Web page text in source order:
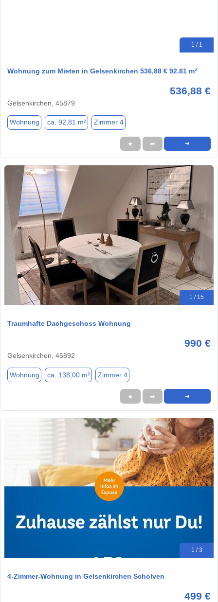
1 / 1
Wohnung zum Mieten in Gelsenkirchen 536,88 € 92.81 m²
536,88 €
Gelsenkirchen, 45879
Wohnung ca. 92,81 m² Zimmer 4
★ ➦ ➜
1 / 15
Traumhafte Dachgeschoss Wohnung
990 €
Gelsenkirchen, 45892
Wohnung ca. 138,00 m² Zimmer 4
★ ➦ ➜
1 / 3
4-Zimmer-Wohnung in Gelsenkirchen Scholven
499 €